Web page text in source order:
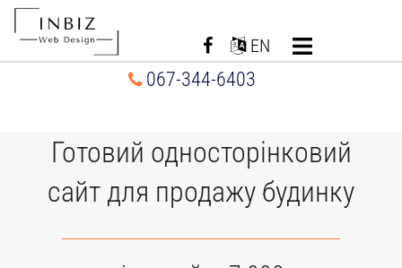
Перейти
EN
067-344-6403
Готовий односторінковий
сайт для продажу будинку